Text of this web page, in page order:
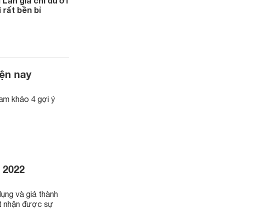
rất bền bỉ
nay
khảo 4 gợi ý
và giá thành
nhận được sự